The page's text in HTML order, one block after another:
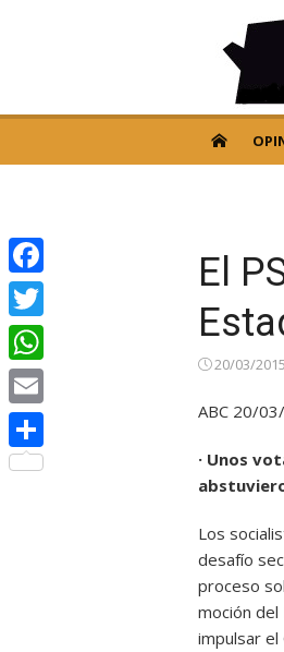
El
20/03/2015
ABC 20/
· Unos
Los
desafío
proceso
moción
impulsar el
Facebook
Twitter
WhatsApp
Email
Compartir